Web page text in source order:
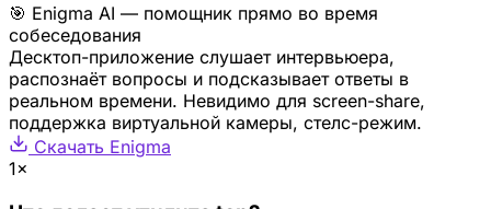
🎯 Enigma AI — помощник прямо во время
собеседования
Десктоп-приложение слушает интервьюера,
распознаёт вопросы и подсказывает ответы в
реальном времени. Невидимо для screen-share,
поддержка виртуальной камеры, стелс-режим.
Скачать Enigma
1×